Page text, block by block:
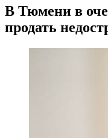
В Тюмени в
продать